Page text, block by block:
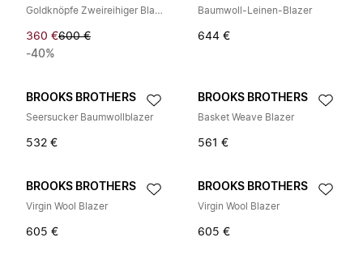
Goldknöpfe Zweireihiger Blazer aus Schurwolle
360 €600 €
-40%
Baumwoll-Leinen-Blazer
644 €
BROOKS BROTHERS
Seersucker Baumwollblazer
532 €
BROOKS BROTHERS
Basket Weave Blazer
561 €
BROOKS BROTHERS
Virgin Wool Blazer
605 €
BROOKS BROTHERS
Virgin Wool Blazer
605 €